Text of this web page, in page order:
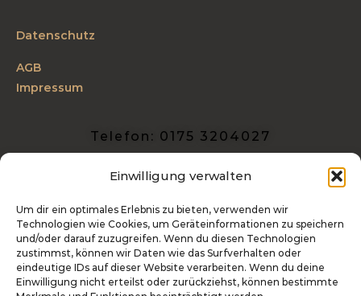
Einwilligung verwalten
Um dir ein optimales Erlebnis zu bieten, verwenden wir
Technologien wie Cookies, um Geräteinformationen zu speichern
und/oder darauf zuzugreifen. Wenn du diesen Technologien
zustimmst, können wir Daten wie das Surfverhalten oder
eindeutige IDs auf dieser Website verarbeiten. Wenn du deine
Einwilligung nicht erteilst oder zurückziehst, können bestimmte
Datenschutz
AGB
Impressum
Telefon: 0175 3204027
Industriestraße 27 | 54486 Mülheim
Kontakt